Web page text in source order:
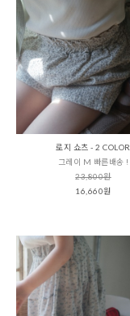
로지 쇼츠 - 2 COLOR
그레이 M 빠른배송 !
23,800원
16,660원